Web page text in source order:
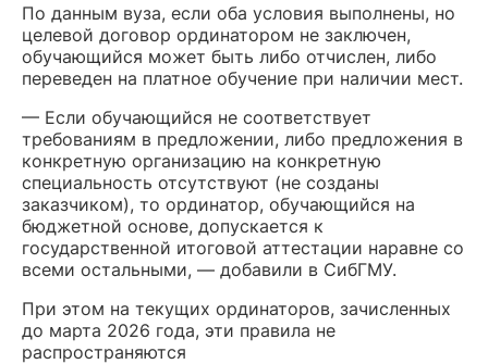
По данным вуза, если оба условия выполнены, но
целевой договор ординатором не заключен,
обучающийся может быть либо отчислен, либо
переведен на платное обучение при наличии мест.
— Если обучающийся не соответствует
требованиям в предложении, либо предложения в
конкретную организацию на конкретную
специальность отсутствуют (не созданы
заказчиком), то ординатор, обучающийся на
бюджетной основе, допускается к
государственной итоговой аттестации наравне со
всеми остальными, — добавили в СибГМУ.
При этом на текущих ординаторов, зачисленных
до марта 2026 года, эти правила не
распространяются